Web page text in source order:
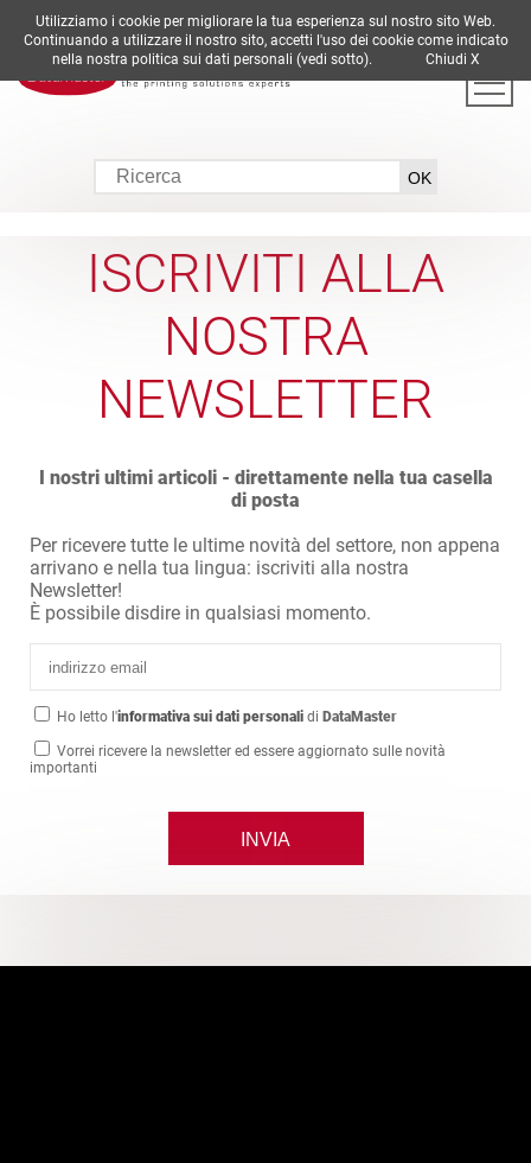
DE EN ES FR IT
ISCRIVITI ALLA
NOSTRA
NEWSLETTER
I nostri ultimi articoli - direttamente nella tua casella
di posta
Per ricevere tutte le ultime novità del settore, non appena
arrivano e nella tua lingua: iscriviti alla nostra
Newsletter!
È possibile disdire in qualsiasi momento.
Ho letto l'informativa sui dati personali di DataMaster
Vorrei ricevere la newsletter ed essere aggiornato sulle novità
importanti
Utilizziamo i cookie per migliorare la tua esperienza sul nostro sito Web.
Continuando a utilizzare il nostro sito, accetti l'uso dei cookie come indicato
nella nostra politica sui dati personali (vedi sotto). Chiudi X